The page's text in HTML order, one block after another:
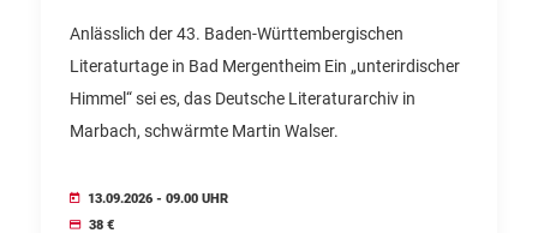
Anlässlich der 43. Baden-Württembergischen
Literaturtage in Bad Mergentheim Ein „unterirdischer
Himmel“ sei es, das Deutsche Literaturarchiv in
Marbach, schwärmte Martin Walser.
13.09.2026 - 09.00 UHR
38 €